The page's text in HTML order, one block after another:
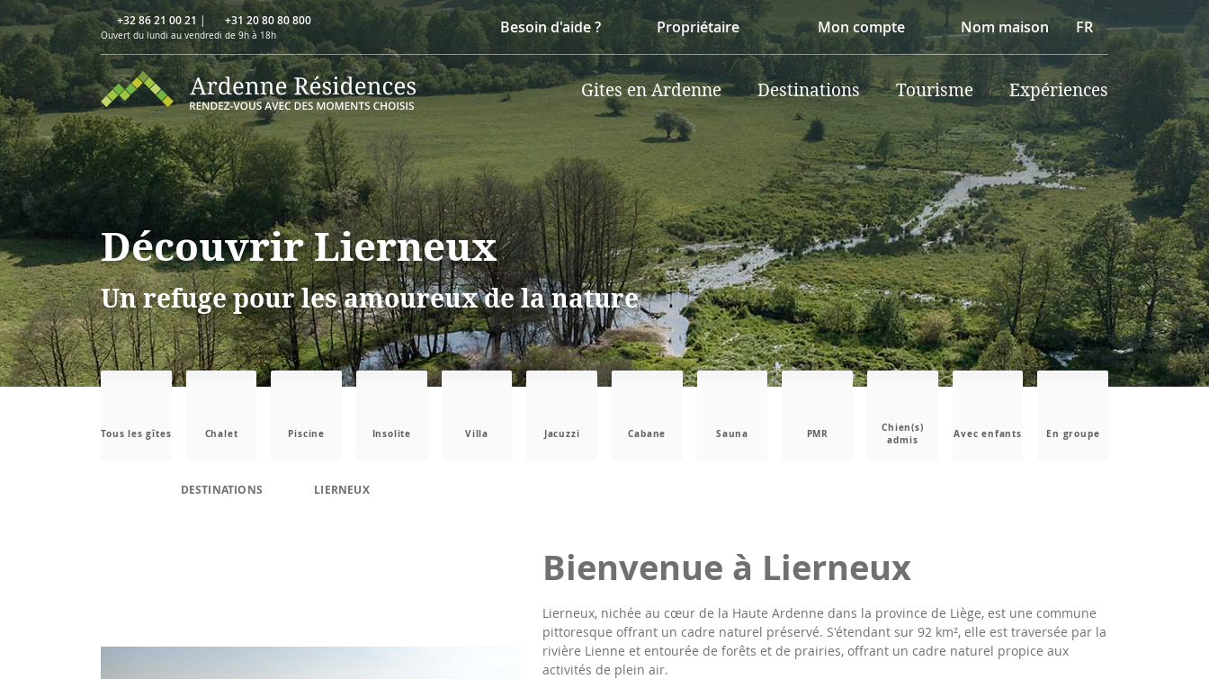
+32 86 21 00 21 | +31 20 80 80 800
Ouvert du lundi au vendredi de 9h à 18h Besoin d'aide ? Propriétaire Mon compte Nom maison FR
Gites en Ardenne Destinations Tourisme Expériences
Découvrir Lierneux
Un refuge pour les amoureux de la nature
Tous les gîtes Chalet Piscine Insolite Villa Jacuzzi Cabane Sauna PMR
Chien(s)
admis
Avec enfants En groupe
DESTINATIONS LIERNEUX
Bienvenue à Lierneux
Lierneux, nichée au cœur de la Haute Ardenne dans la province de Liège, est une commune
pittoresque offrant un cadre naturel préservé. S'étendant sur 92 km², elle est traversée par la
rivière Lienne et entourée de forêts et de prairies, offrant un cadre naturel propice aux
activités de plein air.